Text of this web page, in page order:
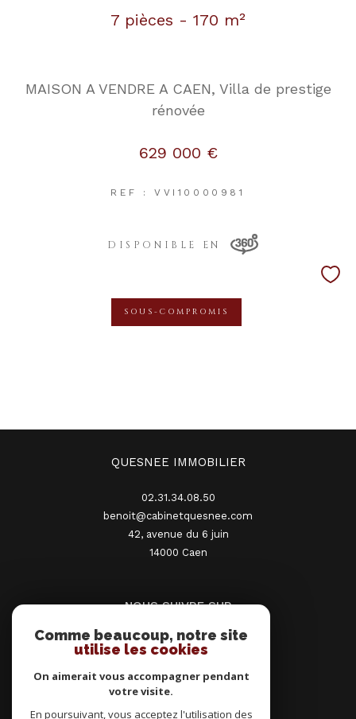
7 pièces - 170 m²
MAISON A VENDRE A CAEN, Villa de prestige
rénovée
629 000 €
REF : VVI10000981
DISPONIBLE EN
SOUS-COMPROMIS
QUESNEE IMMOBILIER
02.31.34.08.50
benoit@cabinetquesnee.com
42, avenue du 6 juin
14000
caen
NOUS SUIVRE SUR
Comme beaucoup, notre site
utilise les cookies
On aimerait vous accompagner pendant
votre visite.
En poursuivant, vous acceptez l'utilisation des